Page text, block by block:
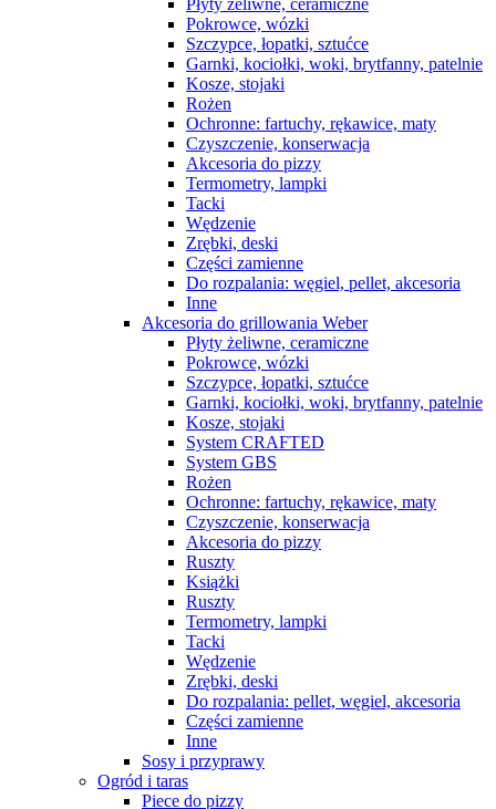
Płyty żeliwne, ceramiczne
Pokrowce, wózki
Szczypce, łopatki, sztućce
Garnki, kociołki, woki, brytfanny, patelnie
Kosze, stojaki
Rożen
Ochronne: fartuchy, rękawice, maty
Czyszczenie, konserwacja
Akcesoria do pizzy
Termometry, lampki
Tacki
Wędzenie
Zrębki, deski
Części zamienne
Do rozpalania: węgiel, pellet, akcesoria
Inne
Akcesoria do grillowania Weber
Płyty żeliwne, ceramiczne
Pokrowce, wózki
Szczypce, łopatki, sztućce
Garnki, kociołki, woki, brytfanny, patelnie
Kosze, stojaki
System CRAFTED
System GBS
Rożen
Ochronne: fartuchy, rękawice, maty
Czyszczenie, konserwacja
Akcesoria do pizzy
Ruszty
Książki
Ruszty
Termometry, lampki
Tacki
Wędzenie
Zrębki, deski
Do rozpalania: pellet, węgiel, akcesoria
Części zamienne
Inne
Sosy i przyprawy
Ogród i taras
Piece do pizzy